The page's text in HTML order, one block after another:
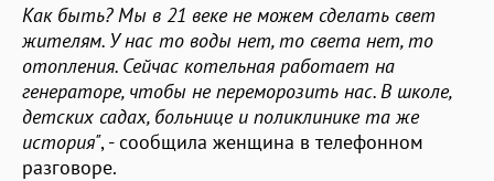
Как быть? Мы в 21 веке не можем сделать свет
жителям. У нас то воды нет, то света нет, то
отопления. Сейчас котельная работает на
генераторе, чтобы не переморозить нас. В школе,
детских садах, больнице и поликлинике та же
история", - сообщила женщина в телефонном
разговоре.